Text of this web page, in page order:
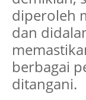
diperoleh
dan
berbagai
ditangani.